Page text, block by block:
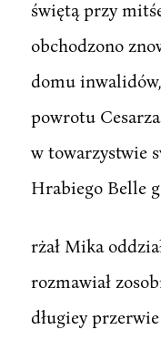
świętą przy
obchodzono
domu
powrotu
w towarzystwie
Hrabiego Belle
rżał Mika
rozmawiał
długiey